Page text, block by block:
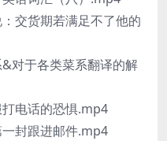
交货期若满足不了他的
对于各类菜系翻译的解
电话的恐惧.mp4
封跟进邮件.mp4